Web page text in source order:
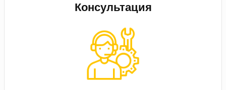
Консультация